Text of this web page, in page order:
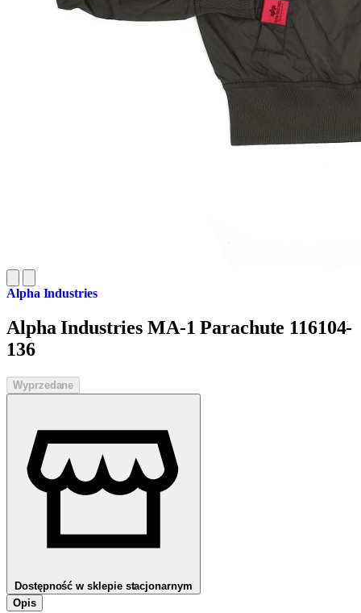
Alpha Industries
Alpha Industries MA-1 Parachute 116104-
136
Wyprzedane
Dostępność w sklepie stacjonarnym
Opis